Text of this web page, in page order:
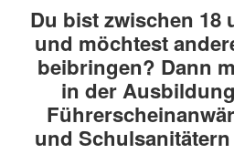
Du bist zwischen 18
und möchtest
beibringen? Dann
in der
und